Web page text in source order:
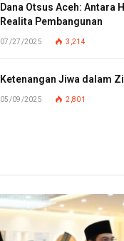
Dana Otsus Aceh: Antara
Realita Pembangunan
07/27/2025 3,214
Ketenangan Jiwa dalam
05/09/2025 2,801